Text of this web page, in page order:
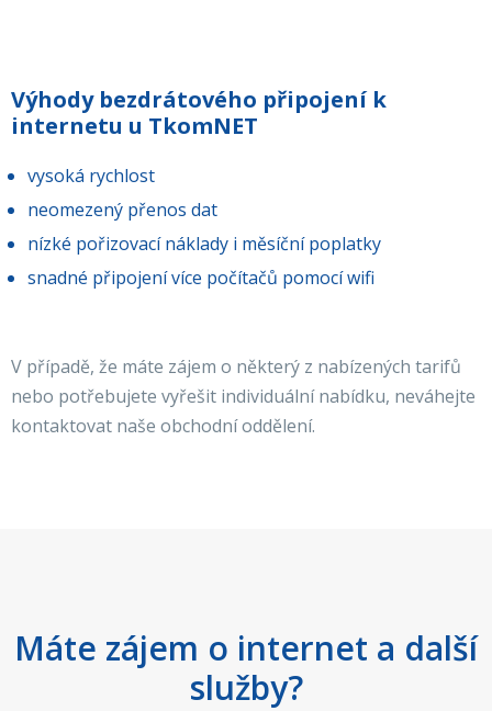
Výhody bezdrátového připojení k
internetu u TkomNET
vysoká rychlost
neomezený přenos dat
nízké pořizovací náklady i měsíční poplatky
snadné připojení více počítačů pomocí wifi
V případě, že máte zájem o některý z nabízených tarifů
nebo potřebujete vyřešit individuální nabídku, neváhejte
kontaktovat naše obchodní oddělení.
Máte zájem o internet a další
služby?